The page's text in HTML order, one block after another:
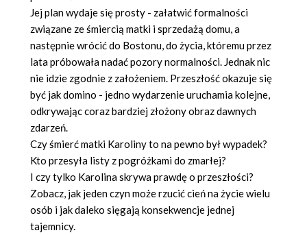
Jej plan wydaje się prosty - załatwić formalności
związane ze śmiercią matki i sprzedażą domu, a
następnie wrócić do Bostonu, do życia, któremu przez
lata próbowała nadać pozory normalności. Jednak nic
nie idzie zgodnie z założeniem. Przeszłość okazuje się
być jak domino - jedno wydarzenie uruchamia kolejne,
odkrywając coraz bardziej złożony obraz dawnych
zdarzeń.
Czy śmierć matki Karoliny to na pewno był wypadek?
Kto przesyła listy z pogróżkami do zmarłej?
I czy tylko Karolina skrywa prawdę o przeszłości?
Zobacz, jak jeden czyn może rzucić cień na życie wielu
osób i jak daleko sięgają konsekwencje jednej
tajemnicy.